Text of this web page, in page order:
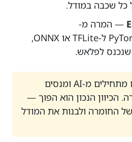
כל שכבה במודל.
— המרה מ-
PyTorch/TensorFlow ל-TFLite או ONNX,
אנשים מתחילים מ-AI ומנסים
הכיוון הנכון הוא הפוך —
החומרה ולבנות את המודל